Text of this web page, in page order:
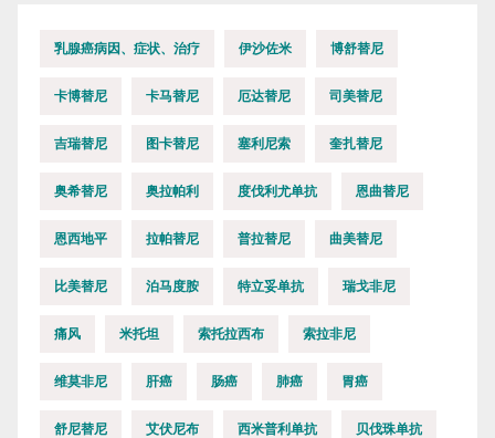
乳腺癌病因、症状、治疗 伊沙佐米 博舒替尼
卡博替尼 卡马替尼 厄达替尼 司美替尼
吉瑞替尼 图卡替尼 塞利尼索 奎扎替尼
奥希替尼 奥拉帕利 度伐利尤单抗 恩曲替尼
恩西地平 拉帕替尼 普拉替尼 曲美替尼
比美替尼 泊马度胺 特立妥单抗 瑞戈非尼
痛风 米托坦 索托拉西布 索拉非尼
维莫非尼 肝癌 肠癌 肺癌 胃癌
舒尼替尼 艾伏尼布 西米普利单抗 贝伐珠单抗